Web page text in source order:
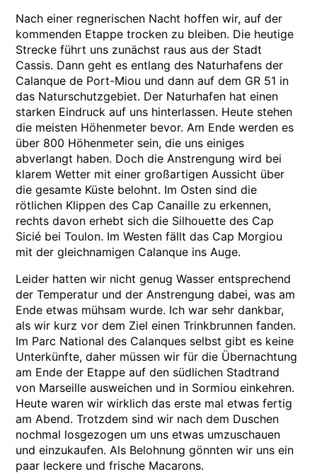
Nach einer regnerischen Nacht hoffen wir, auf der
kommenden Etappe trocken zu bleiben. Die heutige
Strecke führt uns zunächst raus aus der Stadt
Cassis. Dann geht es entlang des Naturhafens der
Calanque de Port-Miou und dann auf dem GR 51 in
das Naturschutzgebiet. Der Naturhafen hat einen
starken Eindruck auf uns hinterlassen. Heute stehen
die meisten Höhenmeter bevor. Am Ende werden es
über 800 Höhenmeter sein, die uns einiges
abverlangt haben. Doch die Anstrengung wird bei
klarem Wetter mit einer großartigen Aussicht über
die gesamte Küste belohnt. Im Osten sind die
rötlichen Klippen des Cap Canaille zu erkennen,
rechts davon erhebt sich die Silhouette des Cap
Sicié bei Toulon. Im Westen fällt das Cap Morgiou
mit der gleichnamigen Calanque ins Auge.
Leider hatten wir nicht genug Wasser entsprechend
der Temperatur und der Anstrengung dabei, was am
Ende etwas mühsam wurde. Ich war sehr dankbar,
als wir kurz vor dem Ziel einen Trinkbrunnen fanden.
Im Parc National des Calanques selbst gibt es keine
Unterkünfte, daher müssen wir für die Übernachtung
am Ende der Etappe auf den südlichen Stadtrand
von Marseille ausweichen und in Sormiou einkehren.
Heute waren wir wirklich das erste mal etwas fertig
am Abend. Trotzdem sind wir nach dem Duschen
nochmal losgezogen um uns etwas umzuschauen
und einzukaufen. Als Belohnung gönnten wir uns ein
paar leckere und frische Macarons.